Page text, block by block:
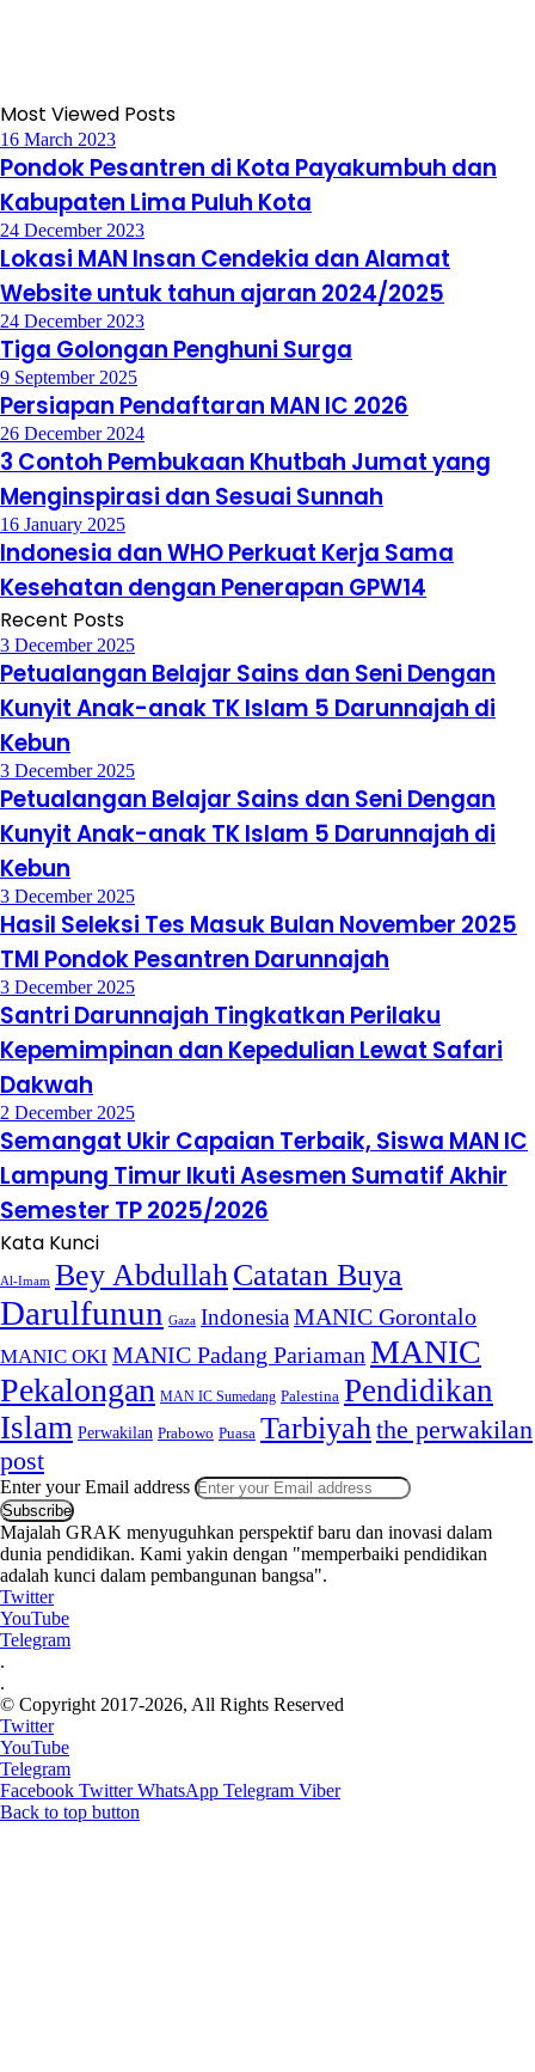
Most Viewed Posts
16 March 2023
Pondok Pesantren di Kota Payakumbuh dan
Kabupaten Lima Puluh Kota
24 December 2023
Lokasi MAN Insan Cendekia dan Alamat
Website untuk tahun ajaran 2024/2025
24 December 2023
Tiga Golongan Penghuni Surga
9 September 2025
Persiapan Pendaftaran MAN IC 2026
26 December 2024
3 Contoh Pembukaan Khutbah Jumat yang
Menginspirasi dan Sesuai Sunnah
16 January 2025
Indonesia dan WHO Perkuat Kerja Sama
Kesehatan dengan Penerapan GPW14
Recent Posts
3 December 2025
Petualangan Belajar Sains dan Seni Dengan
Kunyit Anak-anak TK Islam 5 Darunnajah di
Kebun
3 December 2025
Petualangan Belajar Sains dan Seni Dengan
Kunyit Anak-anak TK Islam 5 Darunnajah di
Kebun
3 December 2025
Hasil Seleksi Tes Masuk Bulan November 2025
TMI Pondok Pesantren Darunnajah
3 December 2025
Santri Darunnajah Tingkatkan Perilaku
Kepemimpinan dan Kepedulian Lewat Safari
Dakwah
2 December 2025
Semangat Ukir Capaian Terbaik, Siswa MAN IC
Lampung Timur Ikuti Asesmen Sumatif Akhir
Semester TP 2025/2026
Kata Kunci
Al-Imam Bey AbdullahCatatan Buya
Darulfunun Gaza IndonesiaMANIC Gorontalo
MANIC OKI MANIC Padang Pariaman MANIC
Pekalongan MAN IC Sumedang Palestina Pendidikan
Islam Perwakilan Prabowo Puasa Tarbiyahthe perwakilan
post
Enter your Email address
Majalah GRAK menyuguhkan perspektif baru dan inovasi dalam
dunia pendidikan. Kami yakin dengan "memperbaiki pendidikan
adalah kunci dalam pembangunan bangsa".
Twitter
YouTube
Telegram
.
.
© Copyright 2017-2026, All Rights Reserved
Twitter
YouTube
Telegram
Facebook Twitter WhatsApp Telegram Viber
Back to top button